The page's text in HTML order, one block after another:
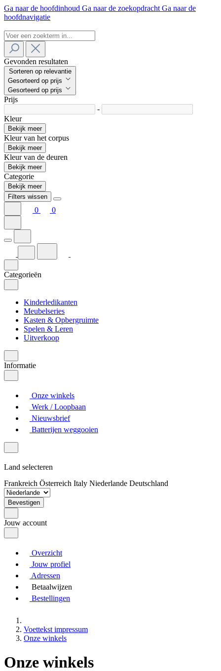
Ga naar de hoofdinhoud Ga naar de zoekopdracht Ga naar de
hoofdnavigatie
Gevonden resultaten
Sorteren op relevantie
Gesorteerd op prijs
Gesorteerd op prijs
Prijs
-
Kleur
Bekijk meer
Kleur van het corpus
Bekijk meer
Kleur van de deuren
Bekijk meer
Categorie
Bekijk meer
Filters wissen
0 0
Categorieën
Kinderledikanten
Meubelseries
Kasten & Opbergruimte
Spelen & Leren
Uitverkoop
Informatie
Onze winkels
Werk / Loopbaan
Nieuwsbrief
Batterijen weggooien
Land selecteren
Frankreich Österreich Italy Niederlande Deutschland
Bevestigen
Jouw account
Overzicht
Jouw profiel
Adressen
Betaalwijzen
Bestellingen
Voettekst impressum
Onze winkels
Onze winkels